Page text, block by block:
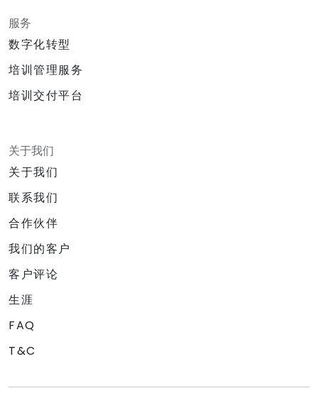
服务
数字化转型
培训管理服务
培训交付平台
关于我们
关于我们
联系我们
合作伙伴
我们的客户
客户评论
生涯
FAQ
T&C